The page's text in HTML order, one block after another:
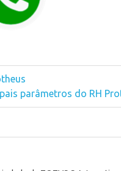
parâmetros do RH